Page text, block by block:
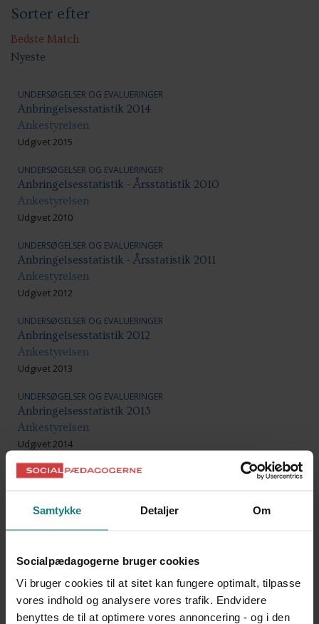
Samtykke Detaljer Om
Socialpædagogerne bruger cookies
Vi bruger cookies til at sitet kan fungere optimalt, tilpasse
vores indhold og analysere vores trafik. Endvidere
benyttes de til at optimere vores annoncering - og i den
Sorter efter
Bedste Match
Nyeste
UNDERSØGELSER OG EVALUERINGER
Anbringelsesstatistik 2014
Ankestyrelsen
Udgivet 2015
UNDERSØGELSER OG EVALUERINGER
Anbringelsesstatistik - Årsstatistik 2010
Ankestyrelsen
Udgivet 2010
UNDERSØGELSER OG EVALUERINGER
Anbringelsesstatistik - Årsstatistik 2011
Ankestyrelsen
Udgivet 2012
UNDERSØGELSER OG EVALUERINGER
Anbringelsesstatistik 2012
Ankestyrelsen
Udgivet 2013
UNDERSØGELSER OG EVALUERINGER
Anbringelsesstatistik 2013
Ankestyrelsen
Udgivet 2014
UNDERSØGELSER OG EVALUERINGER
Udgivet 2016
Evaluering af forstærket indsats over for unge på
sikrede institutioner
Center for Kvalitetsudvikling
Udgivet 2009